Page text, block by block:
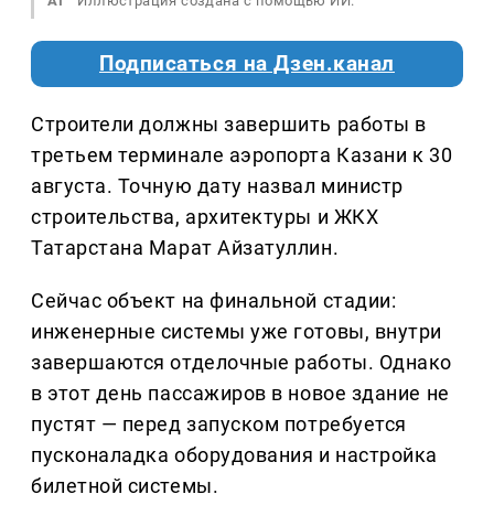
Подписаться на Дзен.канал
Строители должны завершить работы в
третьем терминале аэропорта Казани к 30
августа. Точную дату назвал министр
строительства, архитектуры и ЖКХ
Татарстана Марат Айзатуллин.
Сейчас объект на финальной стадии:
инженерные системы уже готовы, внутри
завершаются отделочные работы. Однако
в этот день пассажиров в новое здание не
пустят — перед запуском потребуется
пусконаладка оборудования и настройка
билетной системы.